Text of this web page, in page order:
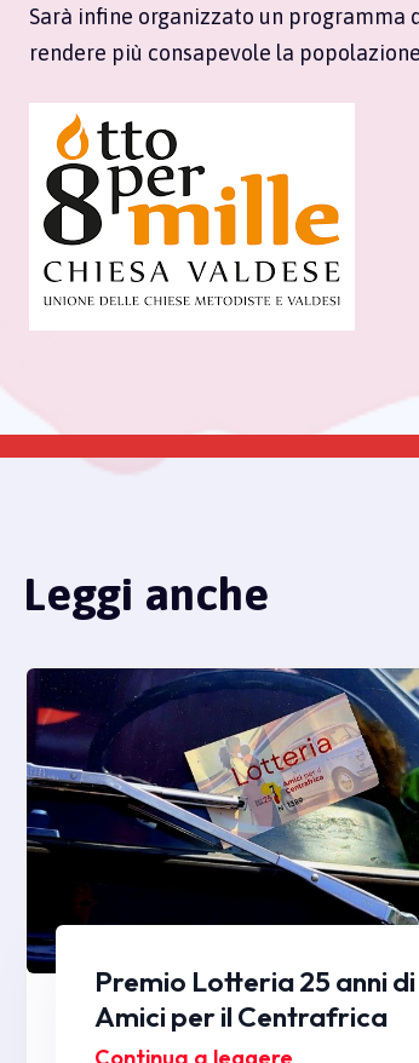
Sarà infine organizzato un programma
rendere più consapevole la
Leggi anche
Premio Lotteria 25 anni di
Amici per il Centrafrica